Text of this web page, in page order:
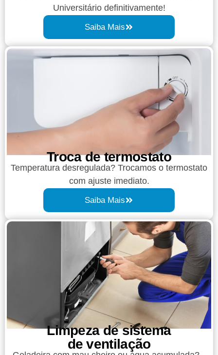
Universitário definitivamente!
Saiba Mais
Troca de termostato
Temperatura desregulada? Trocamos o termostato
com ajuste imediato.
Saiba Mais
Limpeza de sistema
de ventilação